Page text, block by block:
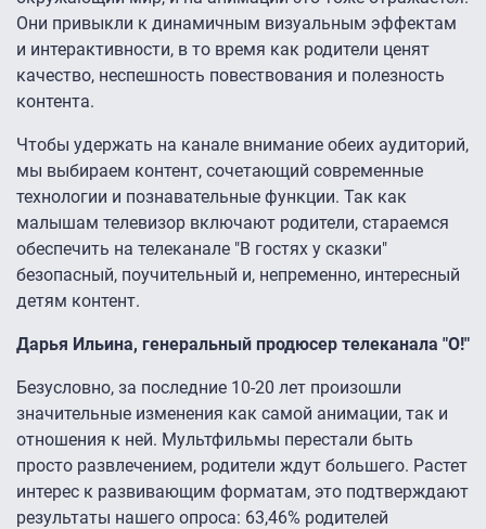
Они привыкли к динамичным визуальным эффектам
и интерактивности, в то время как родители ценят
качество, неспешность повествования и полезность
контента.
Чтобы удержать на канале внимание обеих аудиторий,
мы выбираем контент, сочетающий современные
технологии и познавательные функции. Так как
малышам телевизор включают родители, стараемся
обеспечить на телеканале "В гостях у сказки"
безопасный, поучительный и, непременно, интересный
детям контент.
Дарья Ильина, генеральный продюсер телеканала "О!"
Безусловно, за последние 10-20 лет произошли
значительные изменения как самой анимации, так и
отношения к ней. Мультфильмы перестали быть
просто развлечением, родители ждут большего. Растет
интерес к развивающим форматам, это подтверждают
результаты нашего опроса: 63,46% родителей